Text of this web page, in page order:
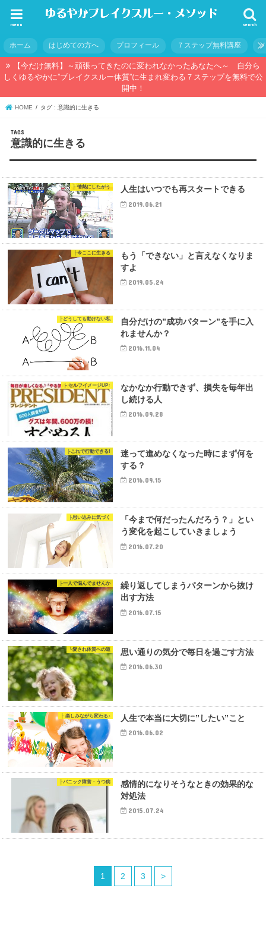
search
menu
ホーム はじめての方へ プロフィール ７ステップ無料講座
【今だけ無料】～頑張ってきたのに変われなかったあなたへ～ 自分ら
しくゆるやかに”ブレイクスルー体質”に生まれ変わる７ステップを無料で公
開中！
HOME タグ : 意識的に生きる
意識的に生きる
├ 情熱にしたがう 人生はいつでも再スタートできる
2019.06.21
├今ここに生きる
もう「できない」と言えなくなりま
すよ
2019.05.24
├どうしても動けない私
自分だけの”成功パターン”を手に入
れませんか？
2016.11.04
├ セルフイメージUP↑
なかなか行動できず、損失を毎年出
し続ける人
2016.09.28
├これで行動できる!
迷って進めなくなった時にまず何を
する？
2016.09.15
├思い込みに気づく
「今まで何だったんだろう？」とい
う変化を起こしていきましょう
2016.07.20
├一人で悩んでませんか
繰り返してしまうパターンから抜け
出す方法
2016.07.15
└愛され体質への道 思い通りの気分で毎日を過ごす方法
2016.06.30
├ 楽しみながら変わる♪ 人生で本当に大切に”したい”こと
2016.06.02
├パニック障害・うつ病
感情的になりそうなときの効果的な
対処法
2015.07.24
1 2 3 >